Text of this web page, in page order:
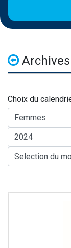
Choix du